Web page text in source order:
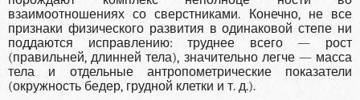
взаимоотношениях со сверстниками. Конечно, не все
признаки физического развития в одинаковой степе ни
поддаются исправлению: труднее всего — рост
(правильней, длинней тела), значительно легче — масса
тела и отдельные антропометрические показатели
(окружность бедер, грудной клетки и т. д.).